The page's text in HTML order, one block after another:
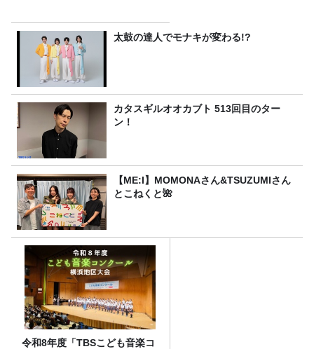
太鼓の達人でモナキが変わる!?
カタスギルオオカブト 513回目のター
ン！
【ME:I】MOMONAさん&TSUZUMIさん
とこねくと🌺
令和8年度「TBSこども音楽コ